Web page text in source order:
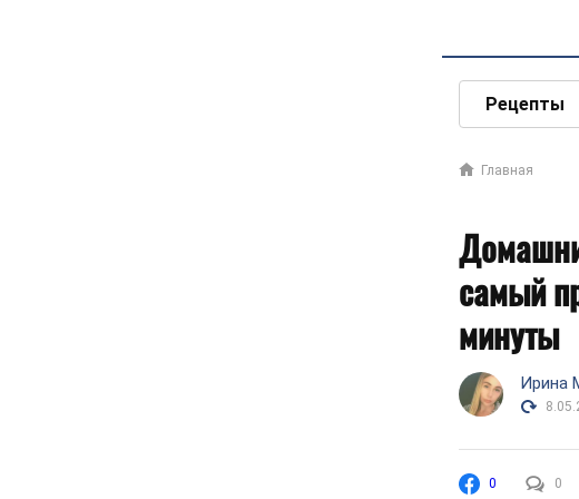
Рецепты
Главная
самый
минуты
Ирина
0 0